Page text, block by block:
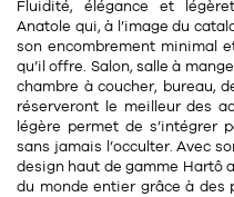
pour
Fluidité, élégance et
Anatole qui, à l’image du
son encombrement minimal
qu’il offre. Salon, salle à
chambre à coucher, bureau,
réserveront le meilleur des
légère permet de s’intégrer
sans jamais l’occulter. Avec
design haut de gamme Hartô
du monde entier grâce à des